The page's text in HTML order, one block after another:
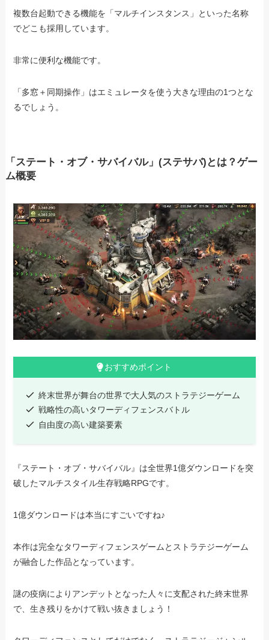
複数台起動できる機能を「マルチインスタンス」といった名称
でどこも採用しています。
非常に便利な機能です。
「多窓＋同期操作」はエミュレータを使う大きな理由の1つとな
るでしょう。
「ステート・オブ・サバイバル」(ステサバ)とは？ゲー
ム概要
おすすめポイント
終末世界が舞台の世界で大人気のストラテジーゲーム
戦略性の高いタワーディフェンスバトル
自由度の高い建築要素
『ステート・オブ・サバイバル』は全世界1億ダウンロードを突
破したマルチスタイル生存戦略RPGです。
1億ダウンロードは本当にすごいですね♪
本作は完全なタワーディフェンスゲームとストラテジーゲーム
が融合した作品となっています。
謎の疫病によりアンデットとなった人々に支配された終末世界
で、生き残りをかけて戦い抜きましょう！